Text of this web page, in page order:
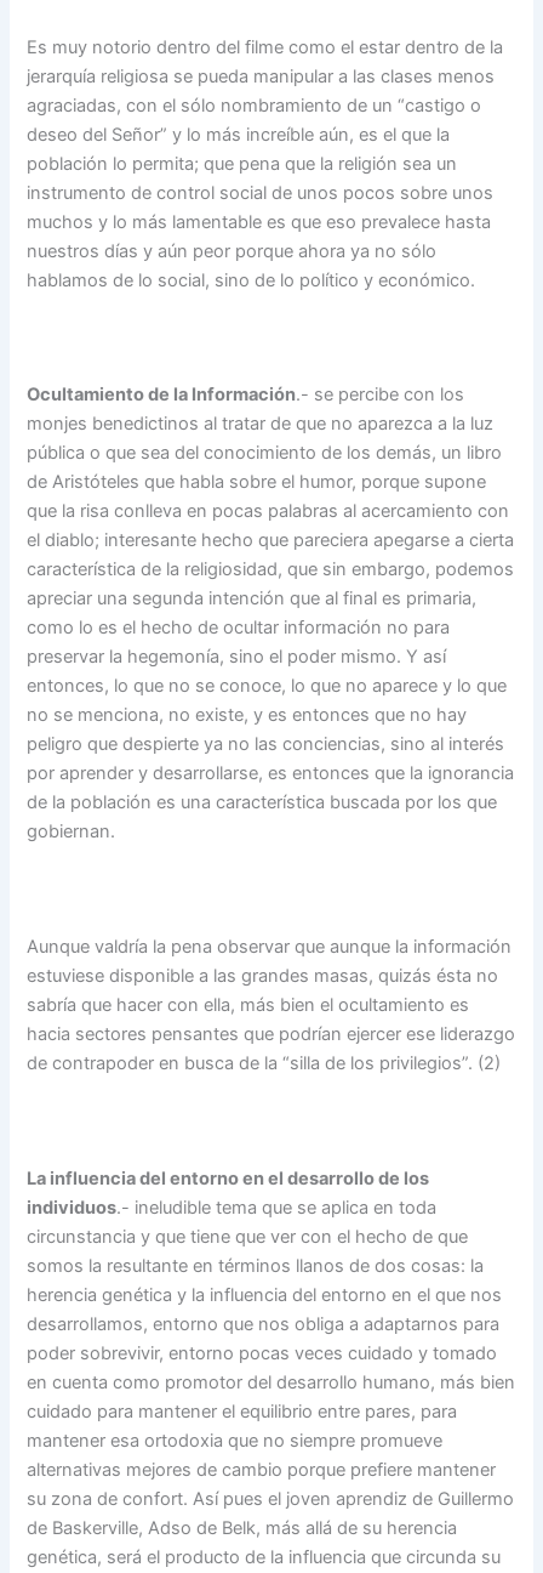
Es muy notorio dentro del filme como el estar dentro de la
jerarquía religiosa se pueda manipular a las clases menos
agraciadas, con el sólo nombramiento de un “castigo o
deseo del Señor” y lo más increíble aún, es el que la
población lo permita; que pena que la religión sea un
instrumento de control social de unos pocos sobre unos
muchos y lo más lamentable es que eso prevalece hasta
nuestros días y aún peor porque ahora ya no sólo
hablamos de lo social, sino de lo político y económico.
Ocultamiento de la Información.- se percibe con los
monjes benedictinos al tratar de que no aparezca a la luz
pública o que sea del conocimiento de los demás, un libro
de Aristóteles que habla sobre el humor, porque supone
que la risa conlleva en pocas palabras al acercamiento con
el diablo; interesante hecho que pareciera apegarse a cierta
característica de la religiosidad, que sin embargo, podemos
apreciar una segunda intención que al final es primaria,
como lo es el hecho de ocultar información no para
preservar la hegemonía, sino el poder mismo. Y así
entonces, lo que no se conoce, lo que no aparece y lo que
no se menciona, no existe, y es entonces que no hay
peligro que despierte ya no las conciencias, sino al interés
por aprender y desarrollarse, es entonces que la ignorancia
de la población es una característica buscada por los que
gobiernan.
Aunque valdría la pena observar que aunque la información
estuviese disponible a las grandes masas, quizás ésta no
sabría que hacer con ella, más bien el ocultamiento es
hacia sectores pensantes que podrían ejercer ese liderazgo
de contrapoder en busca de la “silla de los privilegios”. (2)
La influencia del entorno en el desarrollo de los
individuos.- ineludible tema que se aplica en toda
circunstancia y que tiene que ver con el hecho de que
somos la resultante en términos llanos de dos cosas: la
herencia genética y la influencia del entorno en el que nos
desarrollamos, entorno que nos obliga a adaptarnos para
poder sobrevivir, entorno pocas veces cuidado y tomado
en cuenta como promotor del desarrollo humano, más bien
cuidado para mantener el equilibrio entre pares, para
mantener esa ortodoxia que no siempre promueve
alternativas mejores de cambio porque prefiere mantener
su zona de confort. Así pues el joven aprendiz de Guillermo
de Baskerville, Adso de Belk, más allá de su herencia
genética, será el producto de la influencia que circunda su